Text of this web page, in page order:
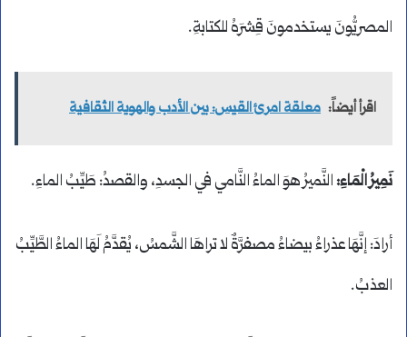
المصريُّونَ يستخدمونَ قِشرَهُ للكتابةِ.
اقرأ أيضاً: معلقة امرئ القيس: بين الأدب والهوية الثقافية
نَمِيرُ الْمَاءِ:النَّميرُ هوَ الماءُ النَّامي في الجسدِ، والقصدُ: طَيِّبُ الماءِ.
أرادَ: إنَّهَا عذراءُ بيضاءُ مصفرَّةٌ لا تراهَا الشَّمسُ، يُقدَّمُ لَهَا الماءُ الطَّيِّبُ
العذبُ.